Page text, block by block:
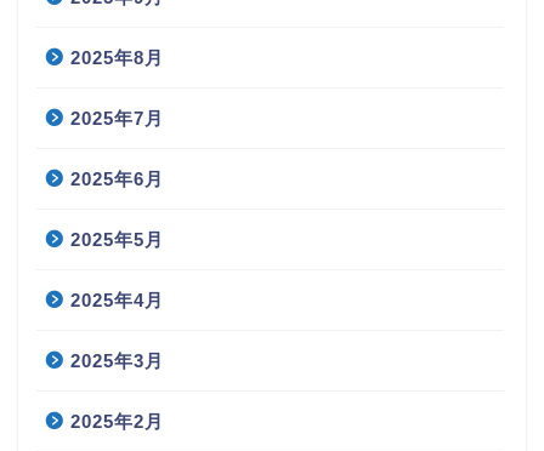
2025年8月
2025年7月
2025年6月
2025年5月
2025年4月
2025年3月
2025年2月